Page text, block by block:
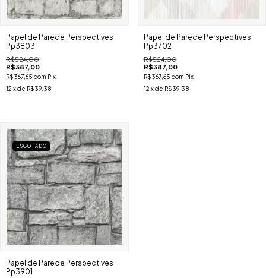
Papel de Parede Perspectives
Pp3803
R$524,00
R$387,00
R$367,65 com Pix
12 x de R$39,38
Papel de Parede Perspectives
Pp3702
R$524,00
R$387,00
R$367,65 com Pix
12 x de R$39,38
ESGOTADO
Papel de Parede Perspectives
Pp3901